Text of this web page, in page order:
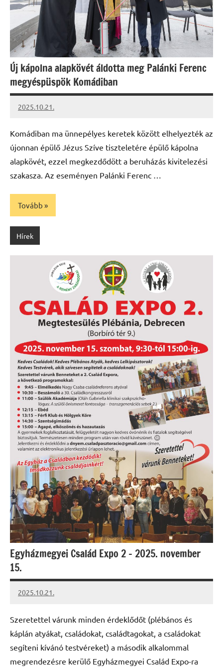
Új kápolna alapkövét áldotta meg Palánki Ferenc
megyéspüspök Komádiban
2025.10.21.
Leiszt
Komádiban ma ünnepélyes keretek között elhelyezték az
újonnan épülő Jézus Szíve tiszteletére épülő kápolna
alapkövét, ezzel megkezdődött a beruházás kivitelezési
szakasza. Az eseményen Palánki Ferenc …
Tovább
Hírek
Egyházmegyei Család Expo 2 – 2025. november
15.
2025.10.21.
Leiszt
Szeretettel várunk minden érdeklődőt (plébános és
káplán atyákat, családokat, családtagokat, a családokat
segíteni kívánó testvéreket) a második alkalommal
megrendezésre kerülő Egyházmegyei Család Expo-ra